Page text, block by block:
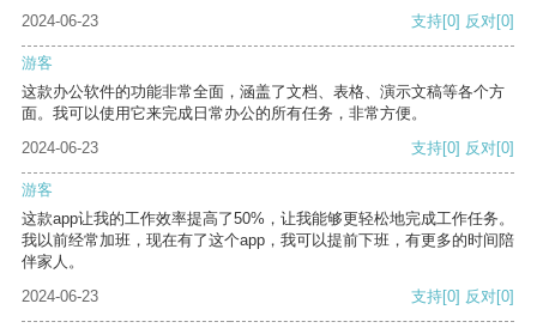
2024-06-23
支持[0] 反对[0]
游客
这款办公软件的功能非常全面，涵盖了文档、表格、演示文稿等各个方
面。我可以使用它来完成日常办公的所有任务，非常方便。
2024-06-23
支持[0] 反对[0]
游客
这款app让我的工作效率提高了50%，让我能够更轻松地完成工作任务。
我以前经常加班，现在有了这个app，我可以提前下班，有更多的时间陪
伴家人。
2024-06-23
支持[0] 反对[0]